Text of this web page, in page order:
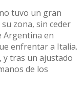
tuvo un gran
zona, sin ceder
Argentina en
enfrentar a Italia.
y tras un ajustado
de los